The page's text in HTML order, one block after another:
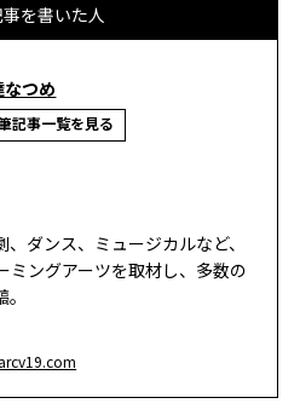
を書いた人
なつめ
記事一覧を見る
ダンス、ミュージカルなど、
ミングアーツを取材し、多数の